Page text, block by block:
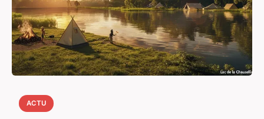
ACTU